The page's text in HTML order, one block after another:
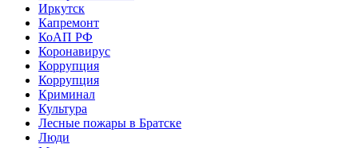
Иркутск
Капремонт
КоАП РФ
Коронавирус
Коррупция
Коррупция
Криминал
Культура
Лесные пожары в Братске
Люди